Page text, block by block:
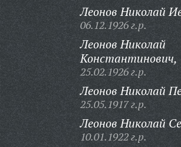
Леонов Николай
06.12.1926 г.р.
Леонов Николай
Константинович,
25.02.1926 г.р.
Леонов Николай
25.05.1917 г.р.
Леонов Николай
10.01.1922 г.р.